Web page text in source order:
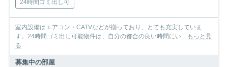
24時間ゴミ出し可
室内設備はエアコン・CATVなどが揃っており、とても充実していま
す。24時間ゴミ出し可能物件は、自分の都合の良い時間にい... もっと見
る
募集中の部屋